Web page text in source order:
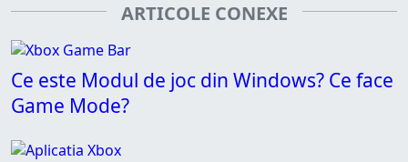
ARTICOLE CONEXE
Ce este Modul de joc din Windows? Ce face
Game Mode?